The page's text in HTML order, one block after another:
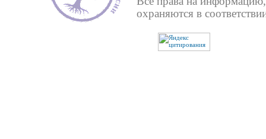
охраняются в